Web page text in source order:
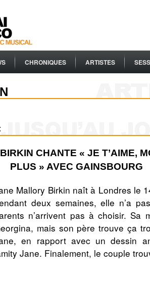
CHRONIQUES ARTISTES
CHANTE « JE T’AIME,
PLUS » AVEC GAINSBOURG
Mallory Birkin naît à Londres le
deux semaines, elle n’a
n’arrivent pas à choisir. Sa
mais son père trouve ça
en rapport avec un dessin
Jane. Finalement, le couple